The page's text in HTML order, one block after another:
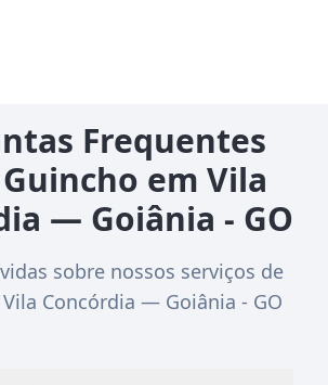
Frequentes
em Vila
— Goiânia - GO
sobre nossos serviços de
Concórdia — Goiânia - GO